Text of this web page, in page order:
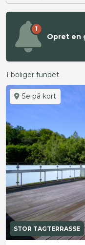
1
Opret en
1 boliger fundet
Se på kort
STOR TAGTERRASSE